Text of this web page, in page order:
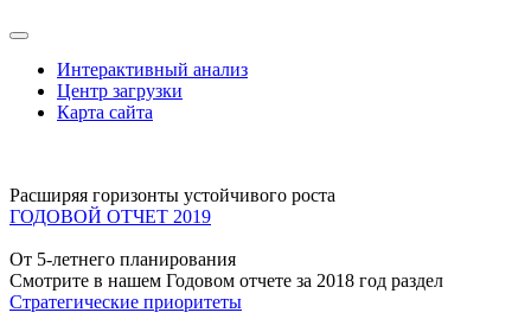
Интерактивный анализ
Центр загрузки
Карта сайта
Расширяя горизонты устойчивого роста
ГОДОВОЙ ОТЧЕТ 2019
От 5-летнего планирования
Смотрите в нашем Годовом отчете за 2018 год раздел
Стратегические приоритеты